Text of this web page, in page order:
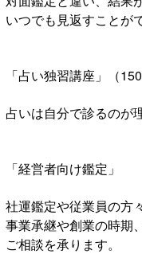
いつでも見返すことが
「占い独習講座」（
占いは自分で診るのが
「経営者向け鑑定」
社運鑑定や従業員の方
事業承継や創業の時期
ご相談を承ります。